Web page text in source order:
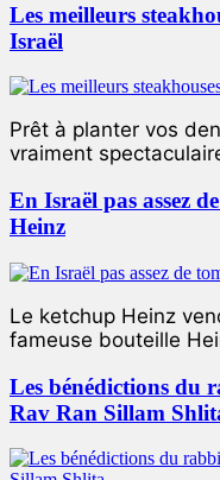
Les meilleurs
Israël
Prêt à planter vos
vraiment
En Israël pas assez
Heinz
Le ketchup Heinz
fameuse bouteille
Les bénédictions du
Rav Ran Sillam